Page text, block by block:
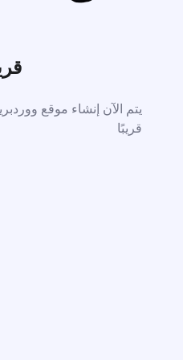
يتم الآن إنشاء موقع
قريبًا